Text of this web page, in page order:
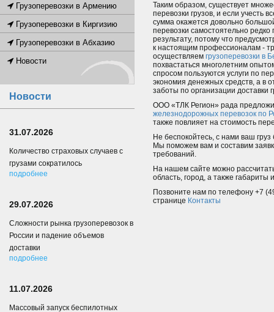
Таким образом, существует
перевозки грузов, и если учесть
сумма окажется довольно
перевозки самостоятельно
результату, потому что
к настоящим профессионалам -
осуществляем грузоперевозки в
похвастаться многолетним
спросом пользуются услуги по
экономия денежных средств, а в
заботы по организации доставки
ООО «ТЛК Регион» рада
железнодорожных перевозок по
также повлияет на стоимость
Не беспокойтесь, с нами ваш
Мы поможем вам и составим
требований.
На нашем сайте можно
область, город, а также габариты
Позвоните нам по телефону +7
странице Контакты
Грузоперевозки в Армению
Грузоперевозки в Киргизию
Грузоперевозки в Абхазию
Новости
Новости
31.07.2026
Количество страховых случаев с
грузами сократилось
подробнее
29.07.2026
Сложности рынка грузоперевозок в
России и падение объемов
доставки
подробнее
11.07.2026
Массовый запуск беспилотных